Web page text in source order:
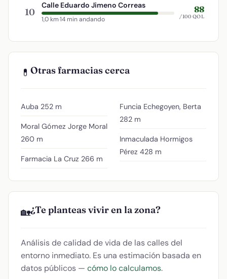
10
Calle Eduardo Jimeno Correas
1,0 km·14 min andando
88
/100 QOL
💊 Otras farmacias cerca
Auba 252 m
Moral Gómez Jorge Moral
260 m
Farmacia La Cruz 266 m
Funcia Echegoyen, Berta
282 m
Inmaculada Hormigos
Pérez 428 m
🏡¿Te planteas vivir en la zona?
Análisis de calidad de vida de las calles del
entorno inmediato. Es una estimación basada en
datos públicos — cómo lo calculamos.